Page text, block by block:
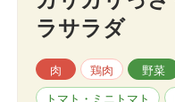
ラサラダ
肉 鶏肉 野菜
トマト・ミニトマト